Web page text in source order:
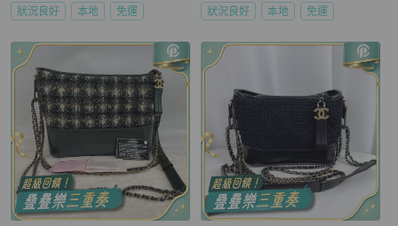
狀況良好 本地 免運 狀況良好 本地 免運